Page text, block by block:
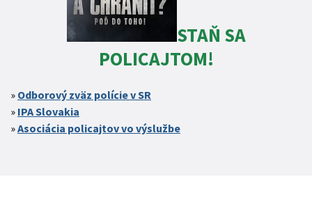
STAŇ SA
POLICAJTOM!
Odborový zväz polície v SR
IPA Slovakia
Asociácia policajtov vo výslužbe